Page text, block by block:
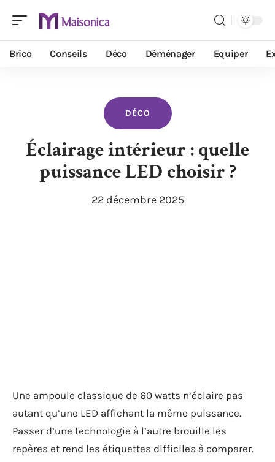
Brico Conseils Déco Déménager Equiper
DÉCO
Éclairage intérieur : quelle
puissance LED choisir ?
22 décembre 2025
Une ampoule classique de 60 watts n’éclaire pas
autant qu’une LED affichant la même puissance.
Passer d’une technologie à l’autre brouille les
repères et rend les étiquettes difficiles à comparer.